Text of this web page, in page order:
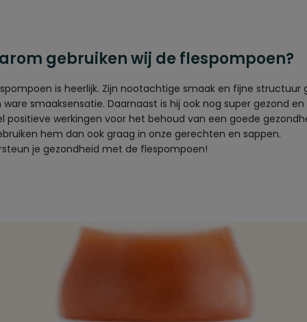
gebruiken wij de flespompoen?
is heerlijk. Zijn nootachtige smaak en fijne structuur
ware smaaksensatie. Daarnaast is hij ook nog super gezond
positieve werkingen voor het behoud van een goede
hem dan ook graag in onze gerechten en sappen.
je gezondheid met de flespompoen!